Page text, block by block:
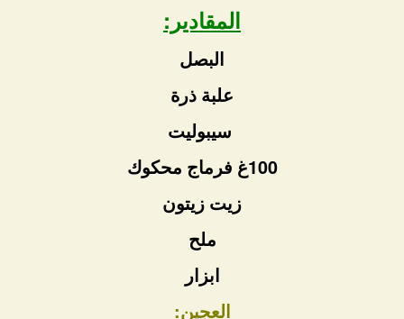
المقادير:
البصل
علبة ذرة
سيبوليت
100غ فرماج محكوك
زيت زيتون
ملح
ابزار
العجين: